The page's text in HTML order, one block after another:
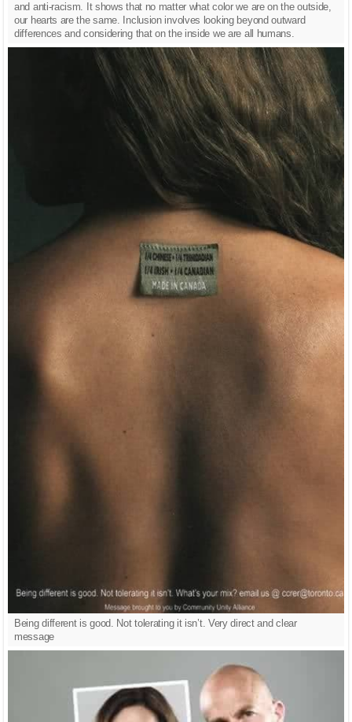
and anti-racism. It shows that no matter what color we are on the outside,
our hearts are the same. Inclusion involves looking beyond outward
differences and considering that on the inside we are all humans.
Being different is good. Not tolerating it isn’t. Very direct and clear
message